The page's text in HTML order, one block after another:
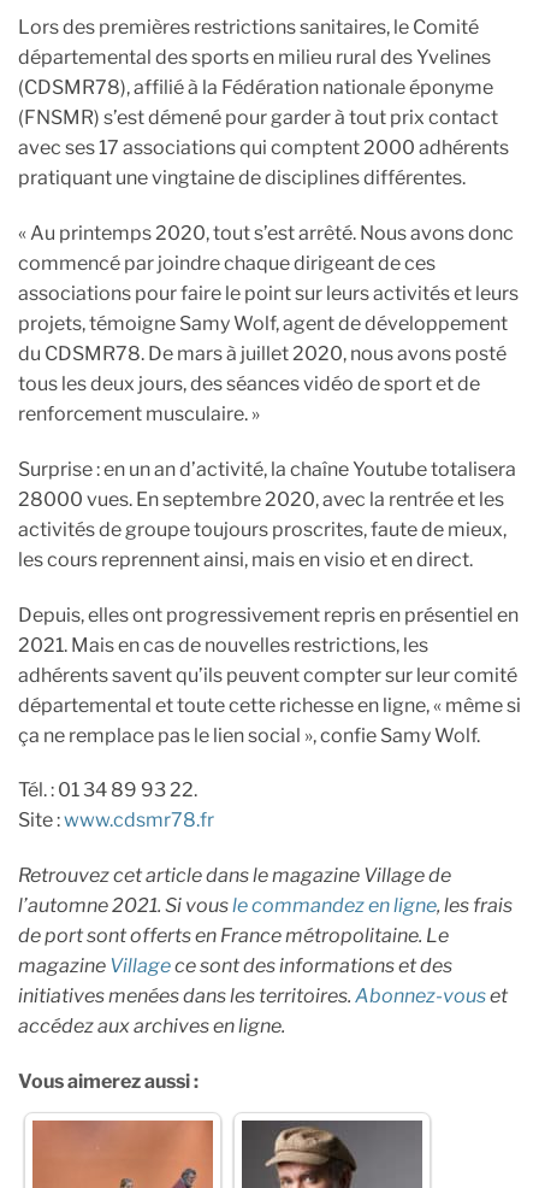
Lors des premières restrictions sanitaires, le Comité
départemental des sports en milieu rural des Yvelines
(CDSMR78), affilié à la Fédération nationale éponyme
(FNSMR) s’est démené pour garder à tout prix contact
avec ses 17 associations qui comptent 2000 adhérents
pratiquant une vingtaine de disciplines différentes.
« Au printemps 2020, tout s’est arrêté. Nous avons donc
commencé par joindre chaque dirigeant de ces
associations pour faire le point sur leurs activités et leurs
projets, témoigne Samy Wolf, agent de développement
du CDSMR78. De mars à juillet 2020, nous avons posté
tous les deux jours, des séances vidéo de sport et de
renforcement musculaire. »
Surprise : en un an d’activité, la chaîne Youtube totalisera
28000 vues. En septembre 2020, avec la rentrée et les
activités de groupe toujours proscrites, faute de mieux,
les cours reprennent ainsi, mais en visio et en direct.
Depuis, elles ont progressivement repris en présentiel en
2021. Mais en cas de nouvelles restrictions, les
adhérents savent qu’ils peuvent compter sur leur comité
départemental et toute cette richesse en ligne, « même si
ça ne remplace pas le lien social », confie Samy Wolf.
Tél. : 01 34 89 93 22.
Site :www.cdsmr78.fr
Retrouvez cet article dans le magazine Village de
l’automne 2021. Si vousle commandez en ligne, les frais
de port sont offerts en France métropolitaine. Le
magazine Villagece sont des informations et des
initiatives menées dans les territoires. Abonnez-vouset
accédez aux archives en ligne.
Vous aimerez aussi :